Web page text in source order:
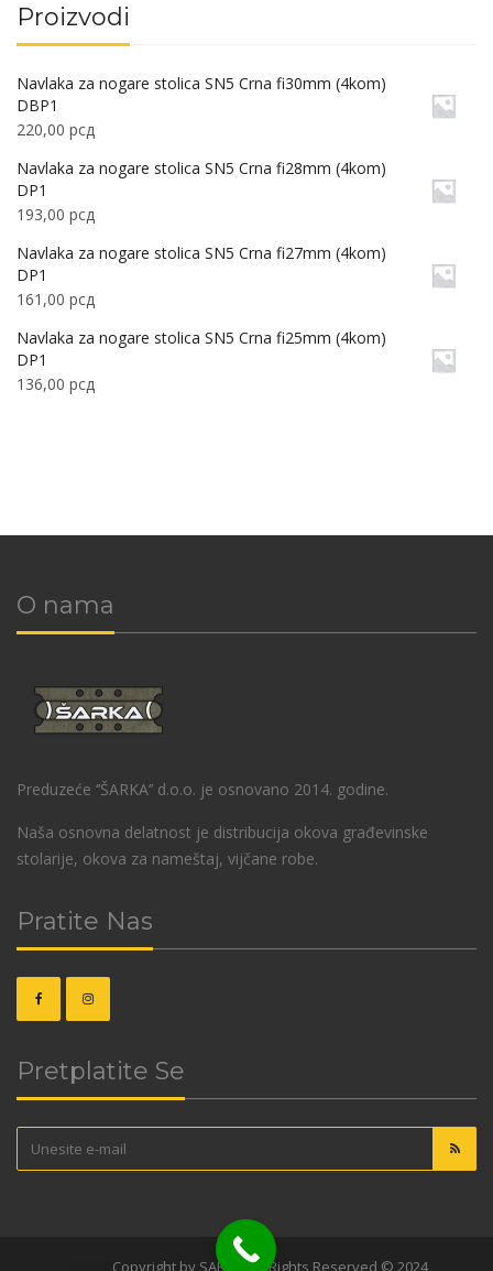
Proizvodi
Navlaka za nogare stolica SN5 Crna fi30mm (4kom)
DBP1
220,00 рсд
Navlaka za nogare stolica SN5 Crna fi28mm (4kom)
DP1
193,00 рсд
Navlaka za nogare stolica SN5 Crna fi27mm (4kom)
DP1
161,00 рсд
Navlaka za nogare stolica SN5 Crna fi25mm (4kom)
DP1
136,00 рсд
O nama
Preduzeće ‘’ŠARKA’’ d.o.o. je osnovano 2014. godine.
Naša osnovna delatnost je distribucija okova građevinske
stolarije, okova za nameštaj, vijčane robe.
Pratite Nas
Pretplatite Se
Copyright by SARKA. All Rights Reserved © 2024